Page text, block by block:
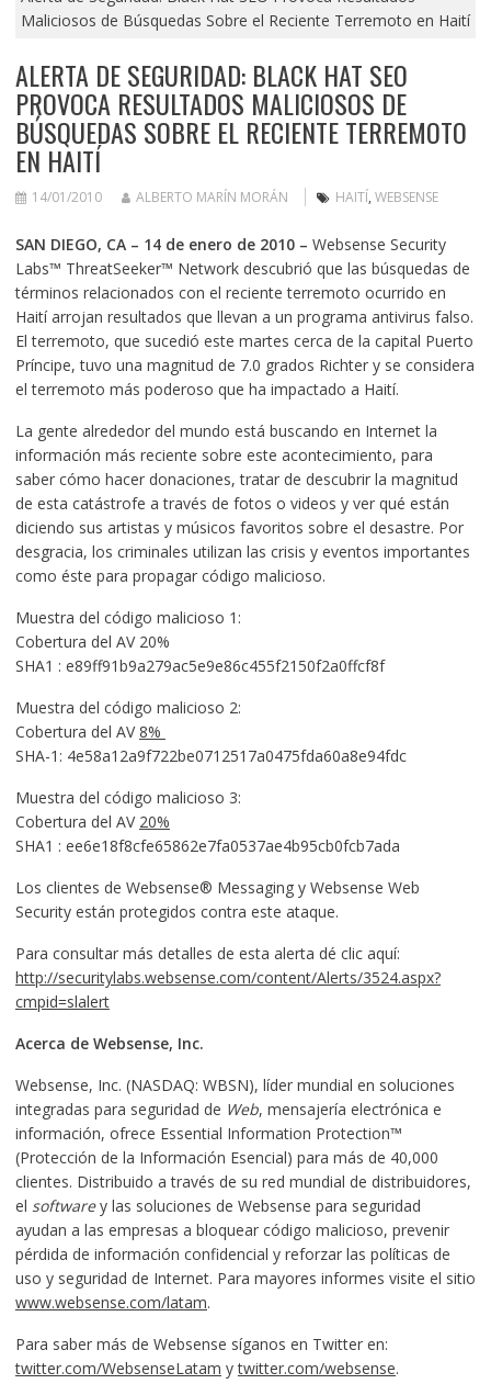
Maliciosos de Búsquedas Sobre el Reciente Terremoto en Haití
ALERTA DE SEGURIDAD: BLACK HAT SEO
PROVOCA RESULTADOS MALICIOSOS DE
BÚSQUEDAS SOBRE EL RECIENTE TERREMOTO
EN HAITÍ
14/01/2010 ALBERTO MARÍN MORÁN HAITÍ, WEBSENSE
SAN DIEGO, CA – 14 de enero de 2010 – Websense Security
Labs™ ThreatSeeker™ Network descubrió que las búsquedas de
términos relacionados con el reciente terremoto ocurrido en
Haití arrojan resultados que llevan a un programa antivirus falso.
El terremoto, que sucedió este martes cerca de la capital Puerto
Príncipe, tuvo una magnitud de 7.0 grados Richter y se considera
el terremoto más poderoso que ha impactado a Haití.
La gente alrededor del mundo está buscando en Internet la
información más reciente sobre este acontecimiento, para
saber cómo hacer donaciones, tratar de descubrir la magnitud
de esta catástrofe a través de fotos o videos y ver qué están
diciendo sus artistas y músicos favoritos sobre el desastre. Por
desgracia, los criminales utilizan las crisis y eventos importantes
como éste para propagar código malicioso.
Muestra del código malicioso 1:
Cobertura del AV 20%
SHA1 : e89ff91b9a279ac5e9e86c455f2150f2a0ffcf8f
Muestra del código malicioso 2:
Cobertura del AV8%
SHA-1: 4e58a12a9f722be0712517a0475fda60a8e94fdc
Muestra del código malicioso 3:
Cobertura del AV 20%
SHA1 : ee6e18f8cfe65862e7fa0537ae4b95cb0fcb7ada
Los clientes de Websense® Messaging y Websense Web
Security están protegidos contra este ataque.
Para consultar más detalles de esta alerta dé clic aquí:
http://securitylabs.websense.com/content/Alerts/3524.aspx?
cmpid=slalert
Acerca de Websense, Inc.
Websense, Inc. (NASDAQ: WBSN), líder mundial en soluciones
integradas para seguridad de Web, mensajería electrónica e
información, ofrece Essential Information Protection™
(Protección de la Información Esencial) para más de 40,000
clientes. Distribuido a través de su red mundial de distribuidores,
el softwarey las soluciones de Websense para seguridad
ayudan a las empresas a bloquear código malicioso, prevenir
pérdida de información confidencial y reforzar las políticas de
uso y seguridad de Internet. Para mayores informes visite el sitio
www.websense.com/latam.
Para saber más de Websense síganos en Twitter en:
twitter.com/WebsenseLatam ytwitter.com/websense.